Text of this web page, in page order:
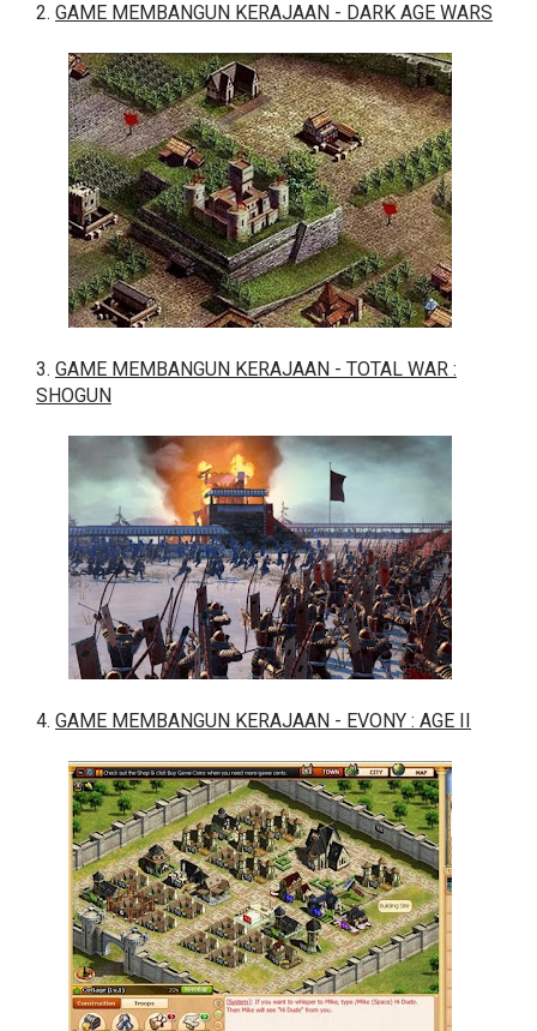
2. GAME MEMBANGUN KERAJAAN - DARK AGE WARS
3. GAME MEMBANGUN KERAJAAN - TOTAL WAR :
SHOGUN
4. GAME MEMBANGUN KERAJAAN - EVONY : AGE II